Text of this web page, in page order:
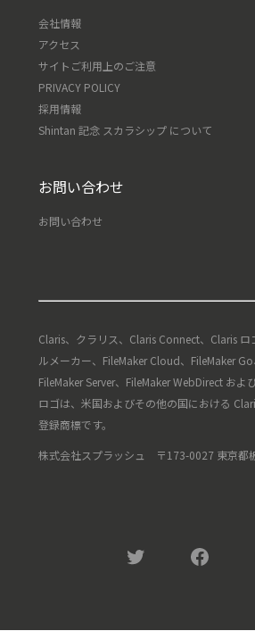
会社情報
アクセス
サイトご利用上のご注意
PRIVACY POLICY
採用情報
Shintan 記念 スカラシップ について
お問い合わせ
お問い合わせ
Claris、クラリス、Claris Connect、Claris ロ
ルメーカー、FileMaker Cloud、FileMaker Go
FileMaker Server、FileMaker WebDirect およ
ロゴは、米国およびその他の国における
登録商標です。
株式会社スプラッシュ 〒173-0027 東京都
Twitter Facebook